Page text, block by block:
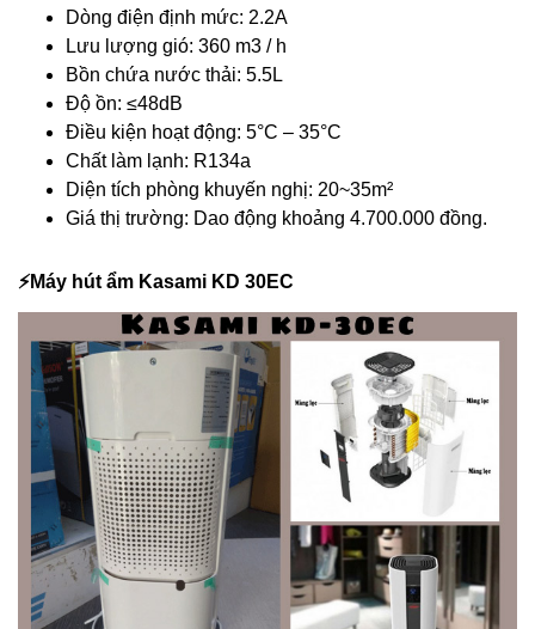
Dòng điện định mức: 2.2A
Lưu lượng gió: 360 m3 / h
Bồn chứa nước thải: 5.5L
Độ ồn: ≤48dB
Điều kiện hoạt động: 5°C – 35°C
Chất làm lạnh: R134a
Diện tích phòng khuyến nghị: 20~35m²
Giá thị trường: Dao động khoảng 4.700.000 đồng.
⚡️Máy hút ẩm Kasami KD 30EC